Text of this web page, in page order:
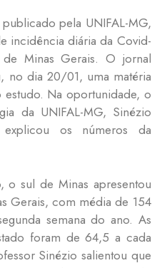
pela UNIFAL-MG,
incidência diária da Covid-
Minas Gerais. O jornal
no dia 20/01, uma matéria
Na oportunidade, o
da UNIFAL-MG, Sinézio
os números da
sul de Minas apresentou
Gerais, com média de 154
semana do ano. As
foram de 64,5 a cada
Sinézio salientou que